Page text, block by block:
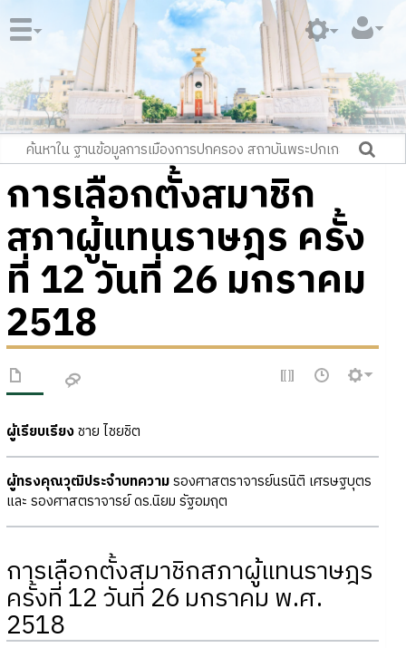
การเลือกตั้งสมาชิก
สภาผู้แทนราษฎร ครั้ง
ที่ 12 วันที่ 26 มกราคม
2518
ผู้เรียบเรียงชาย ไชยชิต
ผู้ทรงคุณวุฒิประจำบทความรองศาสตราจารย์นรนิติ เศรษฐบุตร
และ รองศาสตราจารย์ ดร.นิยม รัฐอมฤต
การเลือกตั้งสมาชิกสภาผู้แทนราษฎร
ครั้งที่ 12 วันที่ 26 มกราคม พ.ศ.
2518